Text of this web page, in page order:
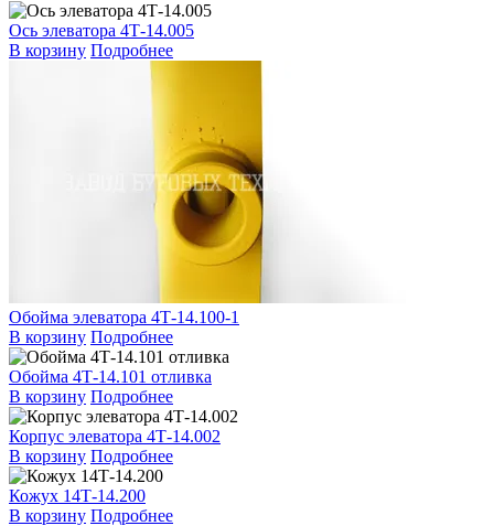
Ось элеватора 4Т-14.005
В корзину Подробнее
Обойма элеватора 4Т-14.100-1
В корзину Подробнее
Обойма 4Т-14.101 отливка
В корзину Подробнее
Корпус элеватора 4Т-14.002
В корзину Подробнее
Кожух 14Т-14.200
В корзину Подробнее